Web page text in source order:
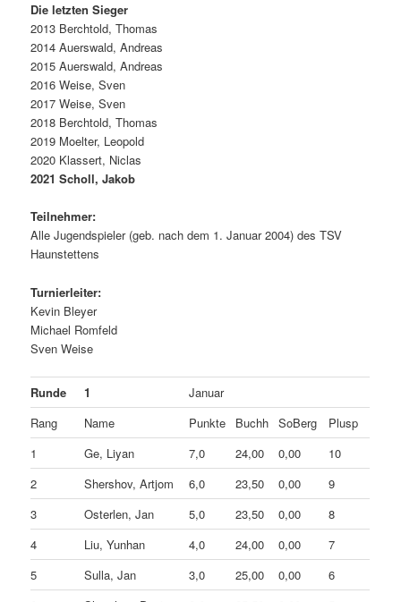
Die letzten Sieger
2013 Berchtold, Thomas
2014 Auerswald, Andreas
2015 Auerswald, Andreas
2016 Weise, Sven
2017 Weise, Sven
2018 Berchtold, Thomas
2019 Moelter, Leopold
2020 Klassert, Niclas
2021 Scholl, Jakob
Teilnehmer:
Alle Jugendspieler (geb. nach dem 1. Januar 2004) des TSV
Haunstettens
Turnierleiter:
Kevin Bleyer
Michael Romfeld
Sven Weise
Runde 1
Januar
Rang
Name Punkte Buchh SoBerg
Plusp
1
Ge, Liyan 7,0 24,00 0,00
10
2
Shershov, Artjom 6,0 23,50 0,00
9
3
Osterlen, Jan 5,0 23,50 0,00
8
4
Liu, Yunhan 4,0 24,00 0,00
7
5
Sulla, Jan 3,0 25,00 0,00
6